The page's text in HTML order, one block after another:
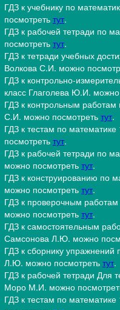
ГДЗ к учебнику по
посмотреть тут.
ГДЗ к рабочей тетради по
посмотреть тут.
ГДЗ к тетради учебных
Волкова С.И. можно
ГДЗ к контрольно-
класс Глаголева Ю.И.
ГДЗ к контрольным
С.И. можно посмотреть тут.
ГДЗ к тестам по
посмотреть тут.
ГДЗ к рабочей тетради по
можно посмотреть тут.
ГДЗ к конструированию по
можно посмотреть тут.
ГДЗ к проверочным
можно посмотреть тут.
ГДЗ к самостоятельным
Самсонова Л.Ю. можно
ГДЗ к сборнику
Л.Ю. можно посмотреть тут.
ГДЗ к рабочей тетради Для
Моро М.И. можно
ГДЗ к тестам по